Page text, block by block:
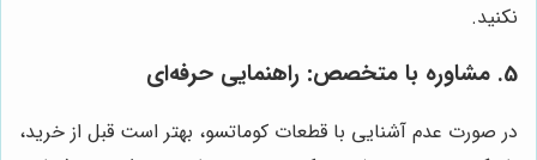
نکنید.
5. مشاوره با متخصص: راهنمایی حرفه‌ای
در صورت عدم آشنایی با قطعات کوماتسو، بهتر است قبل از خرید،